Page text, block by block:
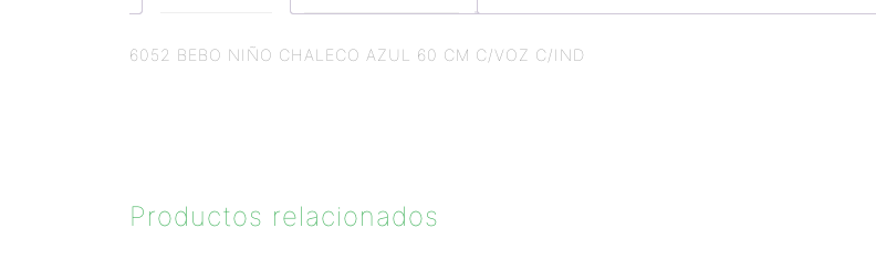
6052 BEBO NIÑO CHALECO AZUL 60 CM C/VOZ C/IND
Productos relacionados